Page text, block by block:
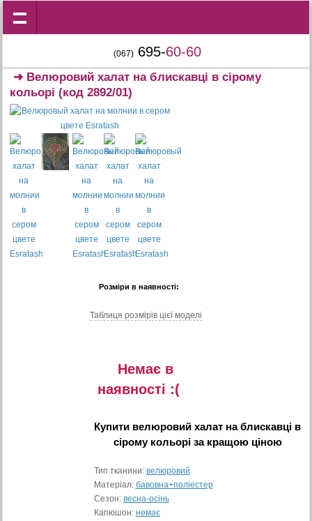
(067) 695-60-60
➜ Велюровий халат на блискавці в сірому
кольорі (код 2892/01)
Розміри в наявності:
Таблиця розмiрiв цiєї моделi
Немає в
наявностi :(
Купити велюровий халат на блискавці в
сірому кольоріза кращою ціною
Тип тканини: велюровий
Матеріал: бавовна+поліестер
Сезон: весна-осінь
Капюшон: немає